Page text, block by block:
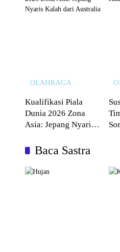
OLAHRAGA
Kualifikasi Piala
Dunia 2026 Zona
Asia: Jepang Nyaris
Baca Sastra